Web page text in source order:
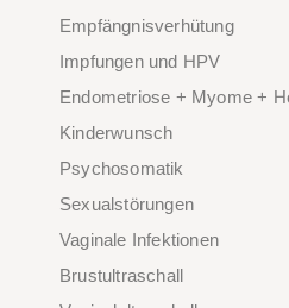
Empfängnisverhütung
Impfungen und HPV
Endometriose + Myome +
Kinderwunsch
Psychosomatik
Sexualstörungen
Vaginale Infektionen
Brustultraschall